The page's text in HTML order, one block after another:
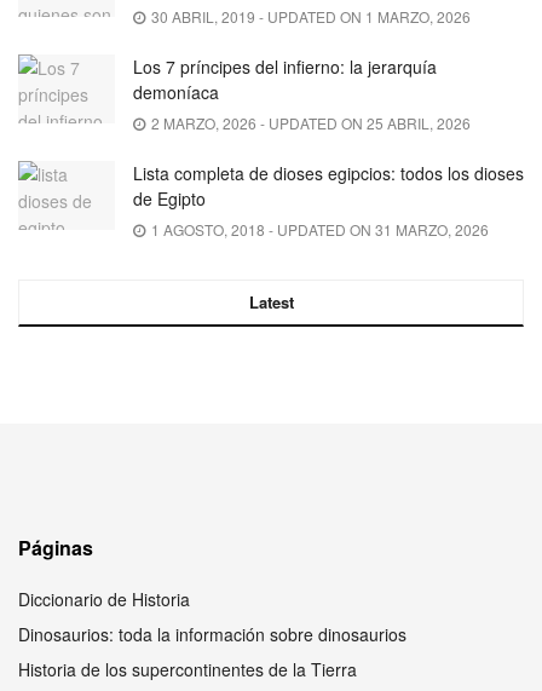
30 ABRIL, 2019 - UPDATED ON 1 MARZO, 2026
Los 7 príncipes del infierno: la jerarquía
demoníaca
2 MARZO, 2026 - UPDATED ON 25 ABRIL, 2026
Lista completa de dioses egipcios: todos los dioses
de Egipto
1 AGOSTO, 2018 - UPDATED ON 31 MARZO, 2026
Latest
Páginas
Diccionario de Historia
Dinosaurios: toda la información sobre dinosaurios
Historia de los supercontinentes de la Tierra